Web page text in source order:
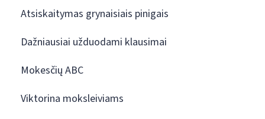
Atsiskaitymas grynaisiais pinigais
Dažniausiai užduodami klausimai
Mokesčių ABC
Viktorina moksleiviams